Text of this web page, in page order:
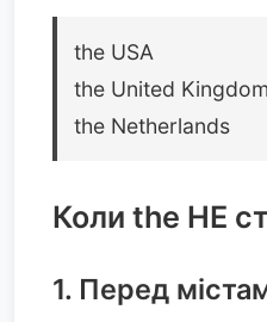
the USA
the United Kingdom
the Netherlands
Коли the НЕ
1. Перед